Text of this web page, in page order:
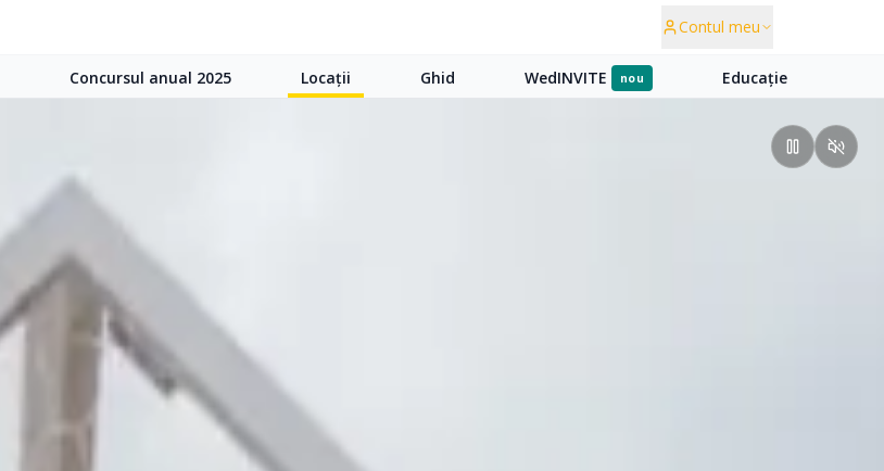
Contul meu
Concursul anual 2025 Locații Ghid WedINVITE nou Educație